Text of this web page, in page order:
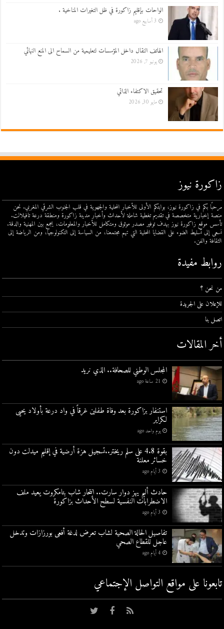
الواحات بإقليم زاكورة في ظل التغيرات المناخية .
3 أسابيع ago
الهاتف النقال داخل المؤسسات لتعليمية من السماح الى المنع النهائي
يونيو 7, 2026
تحقيق الاكتفاء الذاتي
مايو 30, 2026
زاكورة نيوز
مرحبًا بكم في زاكورة نيوز، بوابتكم الأولى للأخبار المحلية والجهوية في قلب الجنوب الشرقي المغربي. نحن
منصة إخبارية متخصصة في تقديم تغطية شاملة لأحداث وأخبار مدينة زاكورة ومنطقة درعة تافيلالت.
تأسس موقع زاكورة نيوز بهدف توفير مصدر موثوق ومتكامل للأخبار والمعلومات، يجمع بين المهنية والدقة.
نسعى إلى تسليط الضوء على القضايا المحلية التي تهم مجتمعنا، من السياسة إلى التكنولوجيا، ومن الرياضة إلى
الثقافة والفن.
روابط مفيدة
من نحن ؟
للإعلان على الجريدة
اتصل بنا
أخر المقالات
المجلس الوطني للصحافة.. الذي نريد
21 ساعة ago
استنفار بزاكورة بعد وفاة طفلين غرقاً في واد درعة بأولاد يحيى
لكراير
يوم واحد ago
بقوة 4.8 على سلم ريختر..تسجيل هزة أرضية في إقليم ميدلت دون
خسائر معلنة
3 أيام ago
حادث أليم يهز دوار سارت.. انتحار شاب بتامكروت يعيد ملف
الاضطرابات النفسية لسطح الأحداث بزاكورة
3 أيام ago
تفاصيل الحالة الصحية لشاب تعرض لدغة أفعى بورزازات وتدخل
عاجل للقطاع الصحي
4 أيام ago
تابعونا على مواقع التواصل اﻹجتماعي